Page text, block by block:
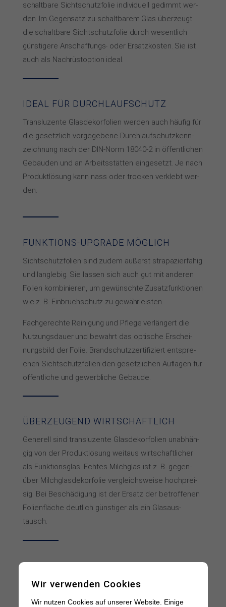
schalt­ba­re Sicht­schutz­fo­lie in­di­vi­du­ell ge­dimmt wer­
den. Im Ge­gen­satz zu schalt­ba­rem Glas über­zeugt
die schalt­ba­re Sicht­schutz­fo­lie durch we­sent­lich
güns­ti­ge­re An­schaf­fungs- oder Er­satz­kos­ten. Sie ist
auch als Nach­rüst­op­tion ideal.
IDEAL FÜR DURCH­­LAUF­SCHUTZ
Trans­lu­zen­te Glas­de­kor­fo­lien wer­den auch häu­fig für
die ge­setz­lich vor­ge­ge­be­ne Durch­lauf­schutz­kenn­
zeich­nung nach der DIN-Norm 18040-2 in öf­fent­li­chen
Ge­bäu­den und an Ar­beits­stät­ten ein­ge­setzt. Je nach
Pro­dukt­lö­sung kann nass oder tro­cken ver­klebt wer­
den.
FUNKTIONS-UPGRADE MÖGLICH
Sichtschutzfolien sind zu­dem äußerst stra­pa­zier­fä­hig
und lang­le­big. Sie las­sen sich auch gut mit an­de­ren
Fo­lien kom­bi­nie­ren, um ge­wünsch­te Zu­satz­funk­tio­nen
wie z. B. Ein­bruch­schutz zu ge­währ­leis­ten.
Fach­ge­rech­te Rei­ni­gung und Pfle­ge ver­län­gert die
Nut­zungs­dau­er und be­wahrt das op­ti­sche Er­schei­
nungs­bild der Fo­lie. Brand­schutz­zer­ti­fi­ziert ent­spre­
chen Sicht­schutz­fo­lien den ge­setz­li­chen Auf­la­gen für
öf­fent­li­che und ge­werb­li­che Ge­bäu­de.
ÜBERZEUGEND WIRTSCHAFTLICH
Generell sind trans­lu­zen­te Glas­de­kor­fo­lien un­ab­hän­
gig von der Pro­dukt­lö­sung weit­aus wirt­schaft­li­cher
als Funk­tions­glas. Ech­tes Milch­glas ist z. B. ge­gen­
über Milch­glas­de­kor­fo­lie ver­gleichs­wei­se hoch­prei­
sig. Bei Be­schä­di­gung ist der Er­satz der be­trof­fe­nen
Fo­lien­flä­che deut­lich güns­ti­ger als ein Glas­aus­
tausch.
NACHHALTIGKEIT IM BLICK
Auch hinsichtlich Nach­hal­tig­keit kön­nen Glas­de­kor­fo­
lien punk­ten. Zum einen scho­nen sie bei Aus­tausch
Wir verwenden Cookies
Wir nutzen Cookies auf unserer Website. Einige